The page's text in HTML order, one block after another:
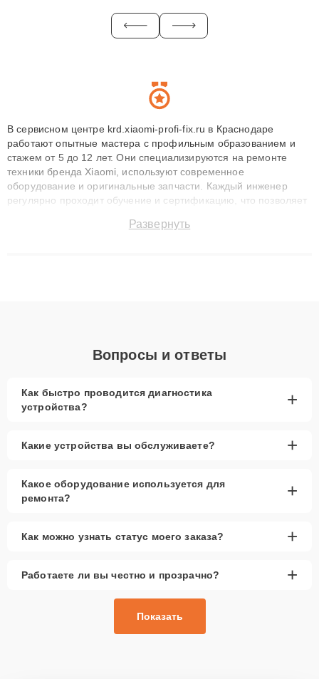
В сервисном центре krd.xiaomi-profi-fix.ru в Краснодаре
работают опытные мастера с профильным образованием и
стажем от 5 до 12 лет. Они специализируются на ремонте
техники бренда Xiaomi, используют современное
оборудование и оригинальные запчасти. Каждый инженер
регулярно проходит обучение и сертификацию, что позволяет
технику с сохранением гарантии до 3 лет. Наши мастера
Развернуть
Вопросы и ответы
Как быстро проводится диагностика
устройства?
+
Какие устройства вы обслуживаете? +
Какое оборудование используется для
ремонта?
+
Как можно узнать статус моего заказа? +
Работаете ли вы честно и прозрачно? +
Показать